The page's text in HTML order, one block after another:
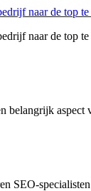
naar de top te
naar de top
belangrijk
SEO-